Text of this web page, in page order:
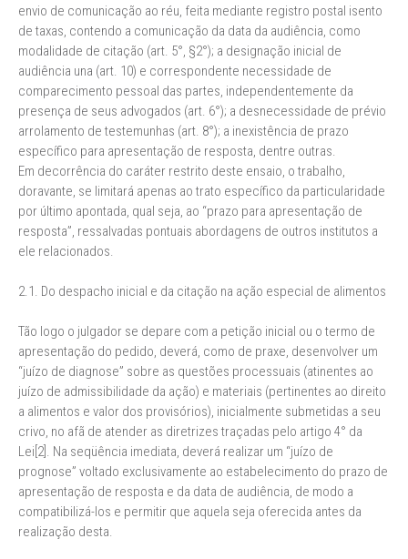
envio de comunicação ao réu, feita mediante registro postal isento
de taxas, contendo a comunicação da data da audiência, como
modalidade de citação (art. 5°, §2°); a designação inicial de
audiência una (art. 10) e correspondente necessidade de
comparecimento pessoal das partes, independentemente da
presença de seus advogados (art. 6°); a desnecessidade de prévio
arrolamento de testemunhas (art. 8°); a inexistência de prazo
específico para apresentação de resposta, dentre outras.
Em decorrência do caráter restrito deste ensaio, o trabalho,
doravante, se limitará apenas ao trato específico da particularidade
por último apontada, qual seja, ao “prazo para apresentação de
resposta”, ressalvadas pontuais abordagens de outros institutos a
ele relacionados.
2.1. Do despacho inicial e da citação na ação especial de alimentos
Tão logo o julgador se depare com a petição inicial ou o termo de
apresentação do pedido, deverá, como de praxe, desenvolver um
“juízo de diagnose” sobre as questões processuais (atinentes ao
juízo de admissibilidade da ação) e materiais (pertinentes ao direito
a alimentos e valor dos provisórios), inicialmente submetidas a seu
crivo, no afã de atender as diretrizes traçadas pelo artigo 4° da
Lei[2]. Na seqüência imediata, deverá realizar um “juízo de
prognose” voltado exclusivamente ao estabelecimento do prazo de
apresentação de resposta e da data de audiência, de modo a
compatibilizá-los e permitir que aquela seja oferecida antes da
realização desta.